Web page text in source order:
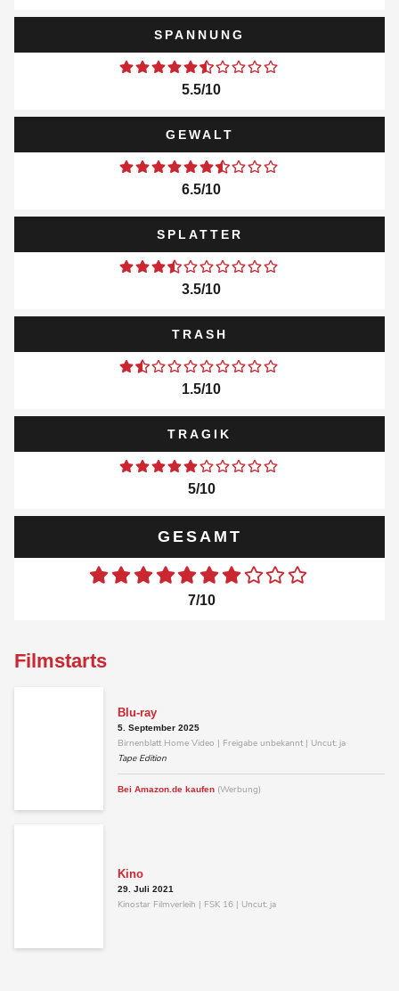
SPANNUNG
5.5/10
GEWALT
6.5/10
SPLATTER
3.5/10
TRASH
1.5/10
TRAGIK
5/10
GESAMT
7/10
Filmstarts
Blu-ray
5. September 2025
Birnenblatt Home Video | Freigabe unbekannt | Uncut: ja
Tape Edition
Bei Amazon.de kaufen (Werbung)
Kino
29. Juli 2021
Kinostar Filmverleih | FSK 16 | Uncut: ja